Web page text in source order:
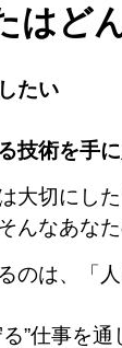
はど
たい
技術を手
大切にし
んなあな
のは、「
”仕事を通